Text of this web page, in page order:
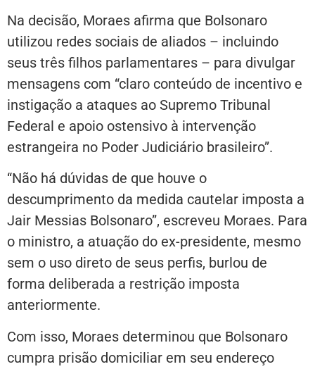
Na decisão, Moraes afirma que Bolsonaro
utilizou redes sociais de aliados – incluindo
seus três filhos parlamentares – para divulgar
mensagens com “claro conteúdo de incentivo e
instigação a ataques ao Supremo Tribunal
Federal e apoio ostensivo à intervenção
estrangeira no Poder Judiciário brasileiro”.
“Não há dúvidas de que houve o
descumprimento da medida cautelar imposta a
Jair Messias Bolsonaro”, escreveu Moraes. Para
o ministro, a atuação do ex-presidente, mesmo
sem o uso direto de seus perfis, burlou de
forma deliberada a restrição imposta
anteriormente.
Com isso, Moraes determinou que Bolsonaro
cumpra prisão domiciliar em seu endereço